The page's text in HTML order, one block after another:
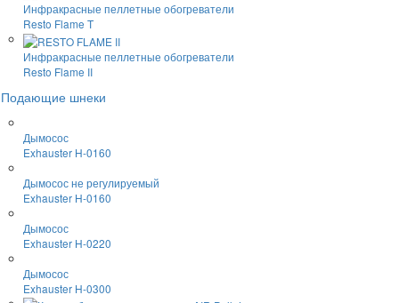
Инфракрасные пеллетные обогреватели
Resto Flame T
Инфракрасные пеллетные обогреватели
Resto Flame II
Подающие шнеки
Дымосос
Exhauster H-0160
Дымосос не регулируемый
Exhauster H-0160
Дымосос
Exhauster H-0220
Дымосос
Exhauster H-0300